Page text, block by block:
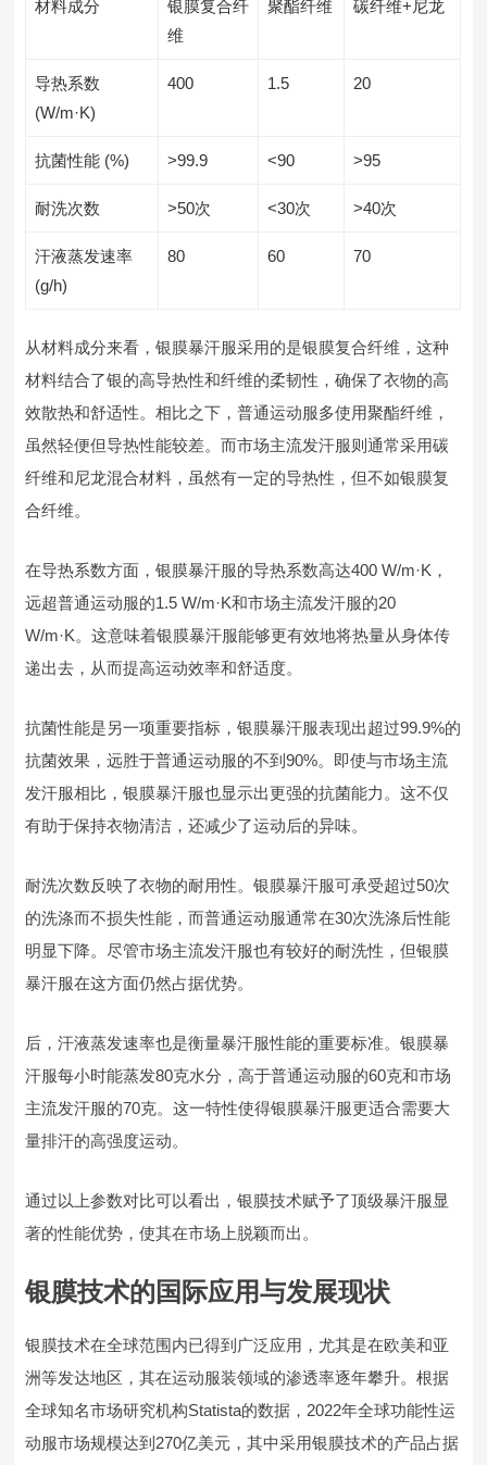
材料成分
银膜复合纤
维
聚酯纤维 碳纤维+尼龙
导热系数
(W/m·K)
400 1.5 20
抗菌性能 (%) >99.9 <90 >95
耐洗次数 >50次 <30次 >40次
汗液蒸发速率
(g/h)
80 60 70
从材料成分来看，银膜暴汗服采用的是银膜复合纤维，这种
材料结合了银的高导热性和纤维的柔韧性，确保了衣物的高
效散热和舒适性。相比之下，普通运动服多使用聚酯纤维，
虽然轻便但导热性能较差。而市场主流发汗服则通常采用碳
纤维和尼龙混合材料，虽然有一定的导热性，但不如银膜复
合纤维。
在导热系数方面，银膜暴汗服的导热系数高达400 W/m·K，
远超普通运动服的1.5 W/m·K和市场主流发汗服的20
W/m·K。这意味着银膜暴汗服能够更有效地将热量从身体传
递出去，从而提高运动效率和舒适度。
抗菌性能是另一项重要指标，银膜暴汗服表现出超过99.9%的
抗菌效果，远胜于普通运动服的不到90%。即使与市场主流
发汗服相比，银膜暴汗服也显示出更强的抗菌能力。这不仅
有助于保持衣物清洁，还减少了运动后的异味。
耐洗次数反映了衣物的耐用性。银膜暴汗服可承受超过50次
的洗涤而不损失性能，而普通运动服通常在30次洗涤后性能
明显下降。尽管市场主流发汗服也有较好的耐洗性，但银膜
暴汗服在这方面仍然占据优势。
后，汗液蒸发速率也是衡量暴汗服性能的重要标准。银膜暴
汗服每小时能蒸发80克水分，高于普通运动服的60克和市场
主流发汗服的70克。这一特性使得银膜暴汗服更适合需要大
量排汗的高强度运动。
通过以上参数对比可以看出，银膜技术赋予了顶级暴汗服显
著的性能优势，使其在市场上脱颖而出。
银膜技术的国际应用与发展现状
银膜技术在全球范围内已得到广泛应用，尤其是在欧美和亚
洲等发达地区，其在运动服装领域的渗透率逐年攀升。根据
全球知名市场研究机构Statista的数据，2022年全球功能性运
动服市场规模达到270亿美元，其中采用银膜技术的产品占据